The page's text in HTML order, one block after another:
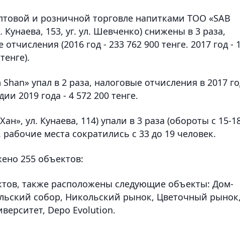
и розничной торговле напитками ТОО «SAB
Кунаева, 153, уг. ул. Шевченко) снижены в 3 раза,
(2016 год - 233 762 900 тенге. 2017 год -
упал в 2 раза, налоговые отчисления в 2017
2019 года - 4 572 200 тенге.
ул. Кунаева, 114) упали в 3 раза (обороты с 15-
места сократились с 33 до 19 человек.
255 объектов:
также расположены следующие объекты: Дом-
собор, Никольский рынок, Цветочный
Depo Evolution.